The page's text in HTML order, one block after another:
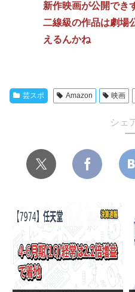
新作映画が公開でき
二線級の作品は劇場
えるんかね
芸スポ Amazon 映画
シェ